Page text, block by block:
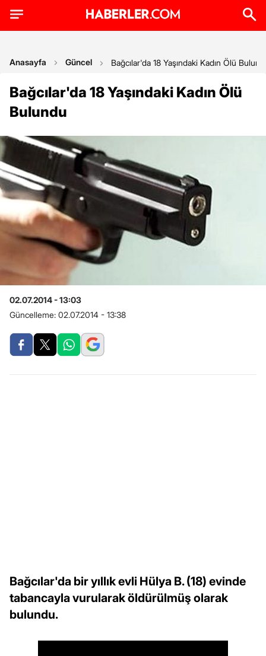
Anasayfa Güncel Bağcılar'da 18 Yaşındaki Kadın Ölü
Bağcılar'da 18 Yaşındaki Kadın Ölü
Bulundu
02.07.2014 - 13:03
Güncelleme: 02.07.2014 - 13:38
Bağcılar'da bir yıllık evli Hülya B. (18) evinde
tabancayla vurularak öldürülmüş olarak
bulundu.